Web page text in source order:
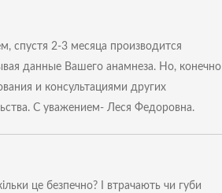
спустя 2-3 месяца производится
данные Вашего анамнеза. Но, конечно
и консультациями других
С уважением- Леся Федоровна.
це безпечно? І втрачають чи губи